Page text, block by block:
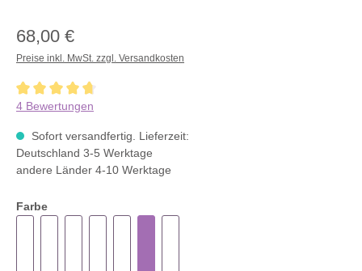
68,00 €
Preise inkl. MwSt. zzgl. Versandkosten
Durchschnittliche Bewertung von 4.7 von 5 Sternen
4 Bewertungen
Sofort versandfertig. Lieferzeit:
Deutschland 3-5 Werktage
andere Länder 4-10 Werktage
Farbe